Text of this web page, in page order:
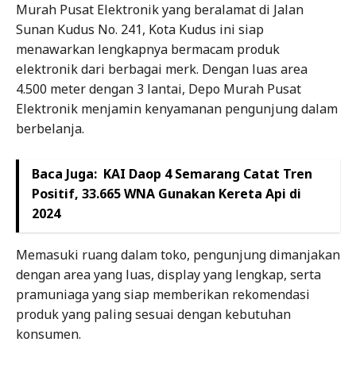
Murah Pusat Elektronik yang beralamat di Jalan
Sunan Kudus No. 241, Kota Kudus ini siap
menawarkan lengkapnya bermacam produk
elektronik dari berbagai merk. Dengan luas area
4.500 meter dengan 3 lantai, Depo Murah Pusat
Elektronik menjamin kenyamanan pengunjung dalam
berbelanja.
Baca Juga: KAI Daop 4 Semarang Catat Tren
Positif, 33.665 WNA Gunakan Kereta Api di
2024
Memasuki ruang dalam toko, pengunjung dimanjakan
dengan area yang luas, display yang lengkap, serta
pramuniaga yang siap memberikan rekomendasi
produk yang paling sesuai dengan kebutuhan
konsumen.